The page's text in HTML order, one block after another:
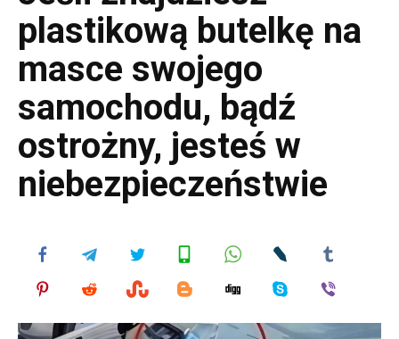
plastikową butelkę na
masce swojego
samochodu, bądź
ostrożny, jesteś w
niebezpieczeństwie